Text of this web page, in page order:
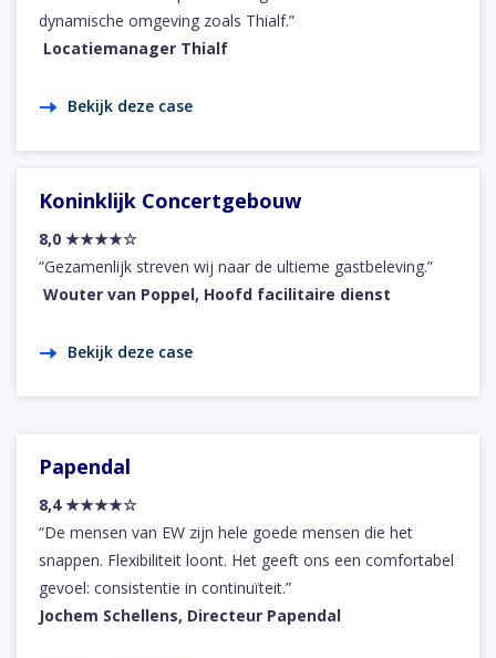
dynamische omgeving zoals Thialf.”
Locatiemanager Thialf
Bekijk deze case
Koninklijk Concertgebouw
8,0 ★★★★☆
“Gezamenlijk streven wij naar de ultieme gastbeleving.”
Wouter van Poppel, Hoofd facilitaire dienst
Bekijk deze case
Papendal
8,4 ★★★★☆
“De mensen van EW zijn hele goede mensen die het
snappen. Flexibiliteit loont. Het geeft ons een comfortabel
gevoel: consistentie in continuïteit.”
Jochem Schellens, Directeur Papendal